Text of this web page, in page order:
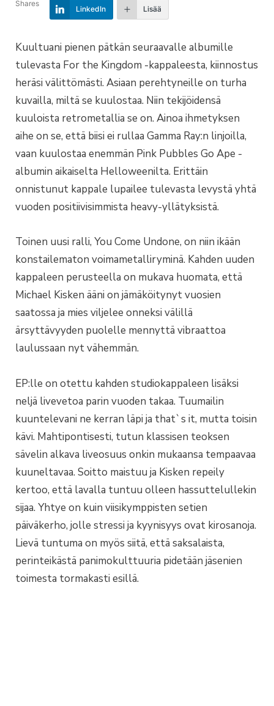
Shares
LinkedIn Lisää
Kuultuani pienen pätkän seuraavalle albumille
tulevasta For the Kingdom -kappaleesta, kiinnostus
heräsi välittömästi. Asiaan perehtyneille on turha
kuvailla, miltä se kuulostaa. Niin tekijöidensä
kuuloista retrometallia se on. Ainoa ihmetyksen
aihe on se, että biisi ei rullaa Gamma Ray:n linjoilla,
vaan kuulostaa enemmän Pink Pubbles Go Ape -
albumin aikaiselta Helloweenilta. Erittäin
onnistunut kappale lupailee tulevasta levystä yhtä
vuoden positiivisimmista heavy-yllätyksistä.
Toinen uusi ralli, You Come Undone, on niin ikään
konstailematon voimametalliryminä. Kahden uuden
kappaleen perusteella on mukava huomata, että
Michael Kisken ääni on jämäköitynyt vuosien
saatossa ja mies viljelee onneksi välillä
ärsyttävyyden puolelle mennyttä vibraattoa
laulussaan nyt vähemmän.
EP:lle on otettu kahden studiokappaleen lisäksi
neljä livevetoa parin vuoden takaa. Tuumailin
kuuntelevani ne kerran läpi ja that`s it, mutta toisin
kävi. Mahtipontisesti, tutun klassisen teoksen
sävelin alkava liveosuus onkin mukaansa tempaavaa
kuuneltavaa. Soitto maistuu ja Kisken repeily
kertoo, että lavalla tuntuu olleen hassuttelullekin
sijaa. Yhtye on kuin viisikymppisten setien
päiväkerho, jolle stressi ja kyynisyys ovat kirosanoja.
Lievä tuntuma on myös siitä, että saksalaista,
perinteikästä panimokulttuuria pidetään jäsenien
toimesta tormakasti esillä.